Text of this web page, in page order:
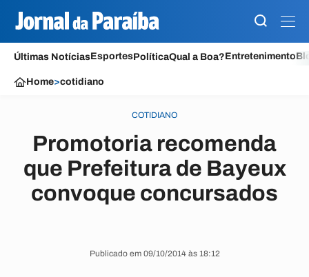
Últimas NotíciasEsportesPolíticaQual a Boa?Entretenimento
Home>cotidiano
COTIDIANO
Promotoria recomenda
que Prefeitura de Bayeux
convoque concursados
Publicado em 09/10/2014 às 18:12